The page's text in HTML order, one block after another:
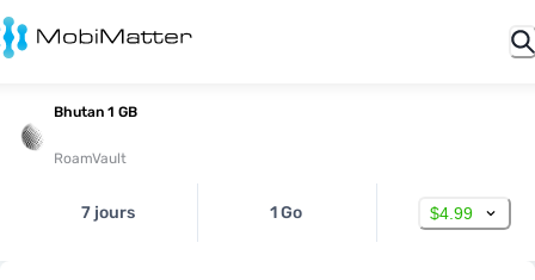
Bhutan 1 GB
RoamVault
7 jours 1 Go $4.99